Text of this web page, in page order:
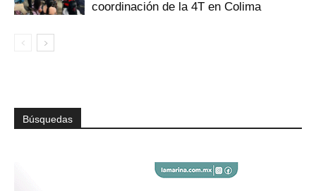
coordinación de la 4T en Colima
Búsquedas